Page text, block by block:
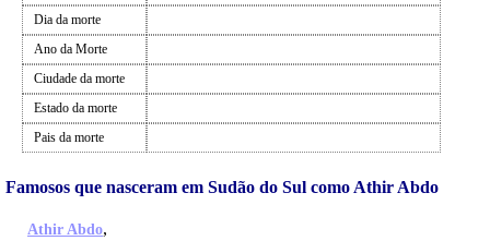
Dia da morte
Ano da Morte
Ciudade da morte
Estado da morte
Pais da morte
Famosos que nasceram em Sudão do Sul como Athir Abdo
Athir Abdo,